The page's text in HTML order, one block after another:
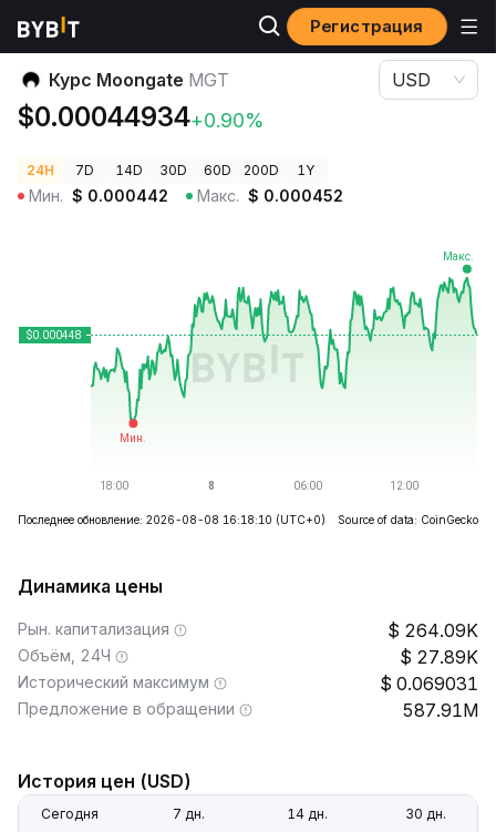
Регистрация
Цены криптовалют Курс Moongate MGT
Курс Moongate MGT
$0.00044934+0.90%
USD
24H 7D 14D 30D 60D 200D 1Y
Мин. $ 0.000442 Макс. $ 0.000452
Последнее обновление: 2026-08-08 16:18:10 (UTC+0) Source of data: CoinGecko
Динамика цены
Рын. капитализация 264.09K
Объём, 24Ч 27.89K
Исторический максимум 0.069031
Предложение в обращении 587.91M
История цен (USD)
Сегодня 7 дн. 14 дн. 30 дн.